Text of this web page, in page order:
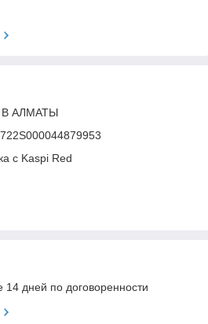
В АЛМАТЫ
с Kaspi Red
14 дней по договоренности